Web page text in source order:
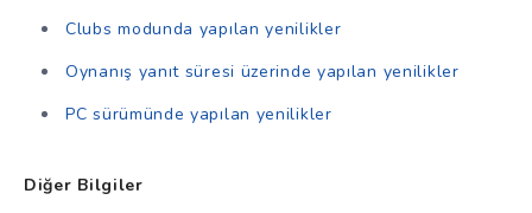
Clubs modunda yapılan yenilikler
Oynanış yanıt süresi üzerinde yapılan yenilikler
PC sürümünde yapılan yenilikler
Diğer Bilgiler